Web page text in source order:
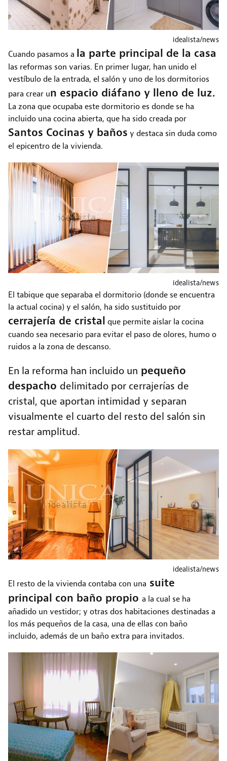
idealista/news
Cuando pasamos a la parte principal de la casa
las reformas son varias. En primer lugar, han unido el
vestíbulo de la entrada, el salón y uno de los dormitorios
para crear un espacio diáfano y lleno de luz.
La zona que ocupaba este dormitorio es donde se ha
incluido una cocina abierta, que ha sido creada por
Santos Cocinas y baños y destaca sin duda como
el epicentro de la vivienda.
idealista/news
El tabique que separaba el dormitorio (donde se encuentra
la actual cocina) y el salón, ha sido sustituido por
cerrajería de cristal que permite aislar la cocina
cuando sea necesario para evitar el paso de olores, humo o
ruidos a la zona de descanso.
En la reforma han incluido un pequeño
despacho delimitado por cerrajerías de
cristal, que aportan intimidad y separan
visualmente el cuarto del resto del salón sin
restar amplitud.
idealista/news
El resto de la vivienda contaba con una suite
principal con baño propio a la cual se ha
añadido un vestidor; y otras dos habitaciones destinadas a
los más pequeños de la casa, una de ellas con baño
incluido, además de un baño extra para invitados.